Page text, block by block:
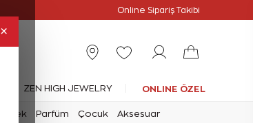
×
Online Sipariş Takibi
ZEN HIGH JEWELRY ONLINE ÖZEL
Erkek Parfüm Çocuk Aksesuar